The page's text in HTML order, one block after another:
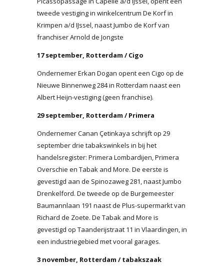
tweede vestiging in winkelcentrum De Korf in
Krimpen a/d IJssel, naast Jumbo de Korf van
franchiser Arnold de Jongste
17 september, Rotterdam / Cigo
Ondernemer Erkan Dogan opent een Cigo op de
Nieuwe Binnenweg 284 in Rotterdam naast een
Albert Heijn-vestiging (geen franchise).
29 september, Rotterdam / Primera
Ondernemer Canan Çetinkaya schrijft op 29
september drie tabakswinkels in bij het
handelsregister: Primera Lombardijen, Primera
Overschie en Tabak and More. De eerste is
gevestigd aan de Spinozaweg 281, naast Jumbo
Drenkelford. De tweede op de Burgemeester
Baumannlaan 191 naast de Plus-supermarkt van
Richard de Zoete. De Tabak and More is
gevestigd op Taanderijstraat 11 in Vlaardingen, in
een industriegebied met vooral garages.
3 november, Rotterdam / tabakszaak